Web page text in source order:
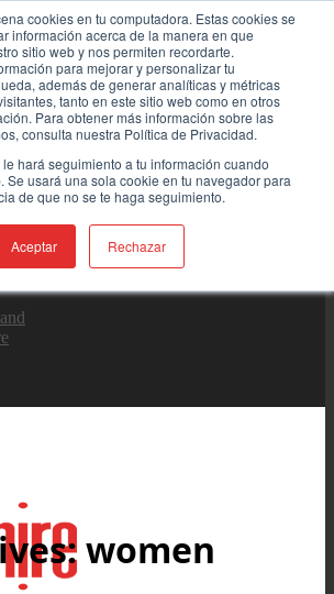
cookies en tu computadora. Estas cookies se
información acerca de la manera en que
sitio web y nos permiten recordarte.
para mejorar y personalizar tu
además de generar analíticas y métricas
tanto en este sitio web como en otros
Para obtener más información sobre las
consulta nuestra Política de Privacidad.
hará seguimiento a tu información cuando
Se usará una sola cookie en tu navegador para
de que no se te haga seguimiento.
Aceptar Rechazar
women